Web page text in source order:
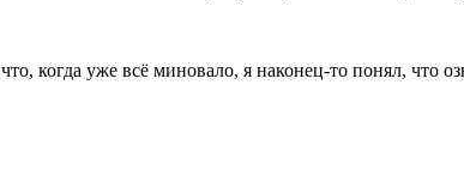
когда уже всё миновало, я наконец-то понял, что